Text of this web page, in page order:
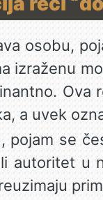
osobu,
izraženu
a uvek
pojam se
autoritet u